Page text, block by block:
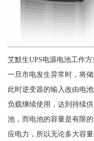
艾默生UPS电源电池工作方
一旦市电发生异常时，将
此时逆变器的输入改由电
负载继续使用，达到持续
池，而电池的容量是有限
应电力，所以无论多大容